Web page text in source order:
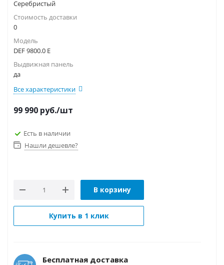
Серебристый
Стоимость доставки
0
Модель
DEF 9800.0 E
Выдвижная панель
да
Все характеристики
99 990 руб./шт
Есть в наличии
Нашли дешевле?
В корзину
Купить в 1 клик
Бесплатная доставка